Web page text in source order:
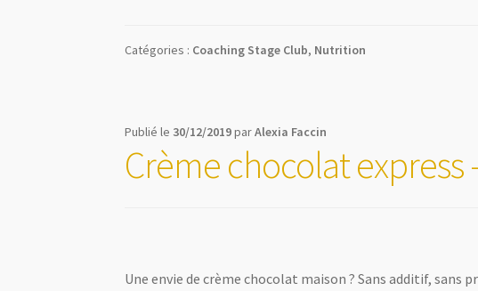
Catégories : Coaching Stage Club, Nutrition
Publié le 30/12/2019parAlexia Faccin
Crème chocolat express
Une envie de crème chocolat maison ? Sans additif,